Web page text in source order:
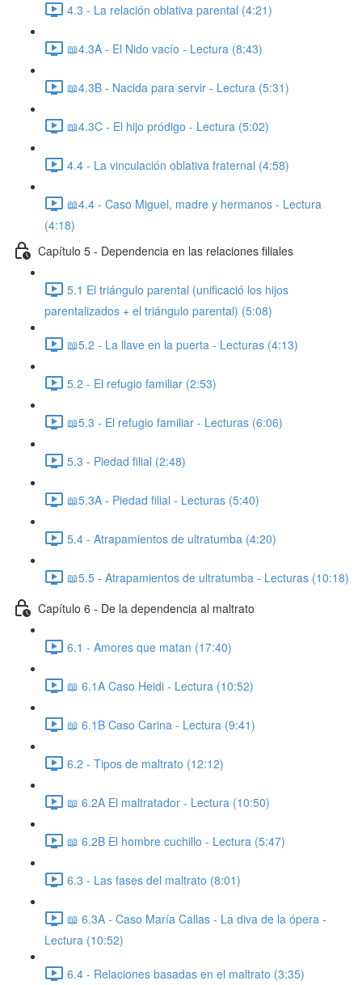
4.3 - La relación oblativa parental (4:21)
📖4.3A - El Nido vacío - Lectura (8:43)
📖4.3B - Nacida para servir - Lectura (5:31)
📖4.3C - El hijo pródigo - Lectura (5:02)
4.4 - La vinculación oblativa fraternal (4:58)
📖4.4 - Caso Miguel, madre y hermanos - Lectura
(4:18)
Capítulo 5 - Dependencia en las relaciones filiales
5.1 El triángulo parental (unificació los hijos
parentalizados + el triángulo parental) (5:08)
📖5.2 - La llave en la puerta - Lecturas (4:13)
5.2 - El refugio familiar (2:53)
📖5.3 - El refugio familiar - Lecturas (6:06)
5.3 - Piedad filial (2:48)
📖5.3A - Piedad filial - Lecturas (5:40)
5.4 - Atrapamientos de ultratumba (4:20)
📖5.5 - Atrapamientos de ultratumba - Lecturas (10:18)
Capítulo 6 - De la dependencia al maltrato
6.1 - Amores que matan (17:40)
📖 6.1A Caso Heidi - Lectura (10:52)
📖 6.1B Caso Carina - Lectura (9:41)
6.2 - Tipos de maltrato (12:12)
📖 6.2A El maltratador - Lectura (10:50)
📖 6.2B El hombre cuchillo - Lectura (5:47)
6.3 - Las fases del maltrato (8:01)
📖 6.3A - Caso María Callas - La diva de la ópera -
Lectura (10:52)
6.4 - Relaciones basadas en el maltrato (3:35)